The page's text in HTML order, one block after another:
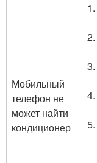
Мобильный
телефон не
может найти
кондиционер